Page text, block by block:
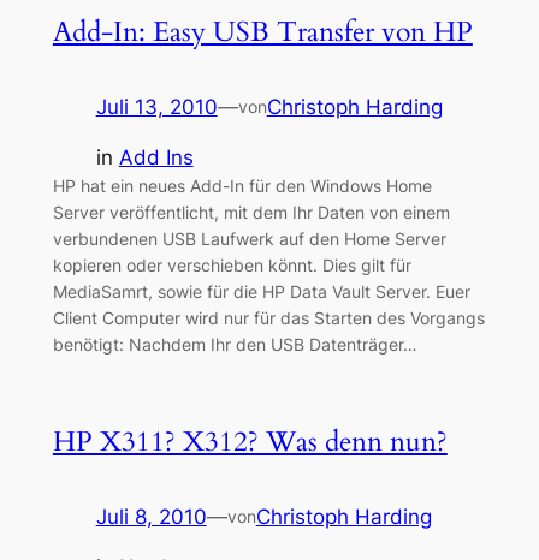
Add-In: Easy USB Transfer von HP
Juli 13, 2010—vonChristoph Harding
in Add Ins
HP hat ein neues Add-In für den Windows Home
Server veröffentlicht, mit dem Ihr Daten von einem
verbundenen USB Laufwerk auf den Home Server
kopieren oder verschieben könnt. Dies gilt für
MediaSamrt, sowie für die HP Data Vault Server. Euer
Client Computer wird nur für das Starten des Vorgangs
benötigt: Nachdem Ihr den USB Datenträger…
HP X311? X312? Was denn nun?
Juli 8, 2010—vonChristoph Harding